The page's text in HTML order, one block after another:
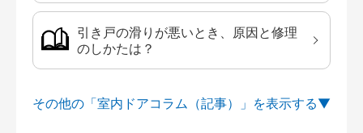
引き戸の滑りが悪いとき、原因と修理
のしかたは？
その他の「室内ドアコラム（記事）」を